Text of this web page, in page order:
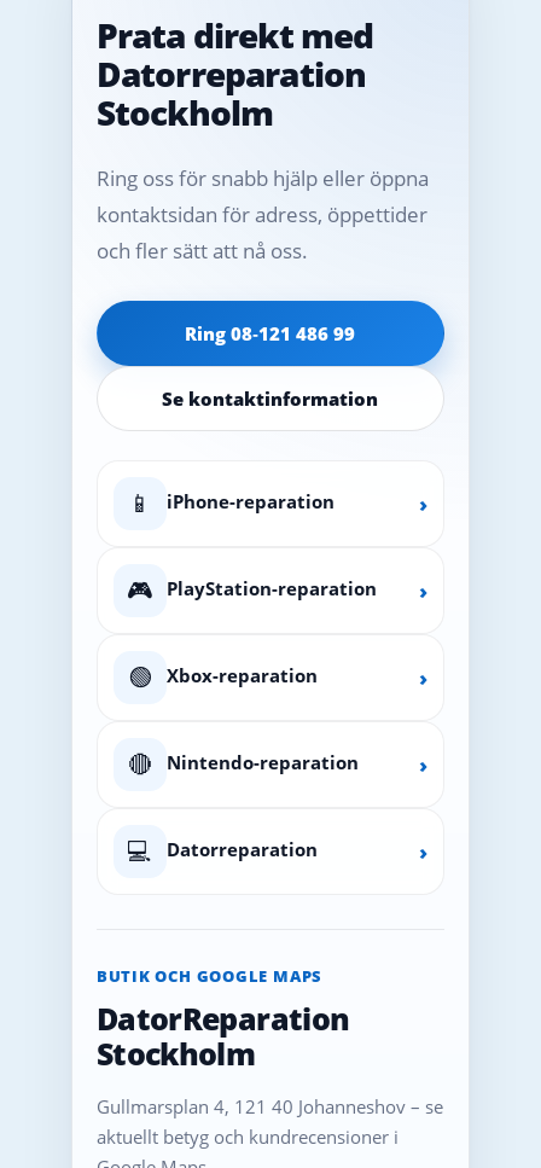
Prata direkt med
Datorreparation
Stockholm
Ring oss för snabb hjälp eller öppna
kontaktsidan för adress, öppettider
och fler sätt att nå oss.
Ring 08‑121 486 99
Se kontaktinformation
📱 iPhone-reparation ›
🎮 PlayStation-reparation ›
🟢 Xbox-reparation ›
🔴 Nintendo-reparation ›
💻 Datorreparation ›
BUTIK OCH GOOGLE MAPS
DatorReparation
Stockholm
Gullmarsplan 4, 121 40 Johanneshov – se
aktuellt betyg och kundrecensioner i